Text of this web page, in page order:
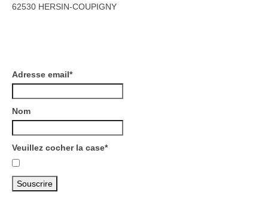
62530 HERSIN-COUPIGNY
Adresse email*
Nom
Veuillez cocher la case*